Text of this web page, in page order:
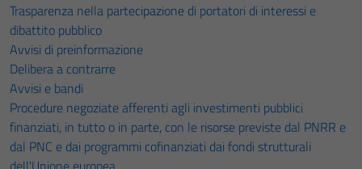
Trasparenza nella partecipazione di portatori di interessi e
dibattito pubblico
Avvisi di preinformazione
Delibera a contrarre
Avvisi e bandi
Procedure negoziate afferenti agli investimenti pubblici
finanziati, in tutto o in parte, con le risorse previste dal PNRR e
dal PNC e dai programmi cofinanziati dai fondi strutturali